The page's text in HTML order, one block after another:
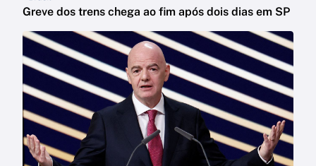
Greve dos trens chega ao fim após dois dias em SP